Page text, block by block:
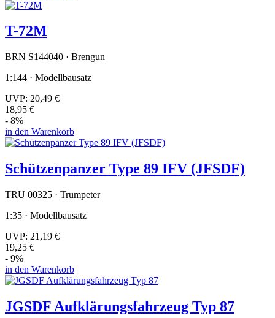
T-72M
BRN S144040 · Brengun
1:144 · Modellbausatz
UVP: 20,49 €
18,95 €
- 8%
in den Warenkorb
Schützenpanzer Type 89 IFV (JFSDF)
TRU 00325 · Trumpeter
1:35 · Modellbausatz
UVP: 21,19 €
19,25 €
- 9%
in den Warenkorb
JGSDF Aufklärungsfahrzeug Typ 87